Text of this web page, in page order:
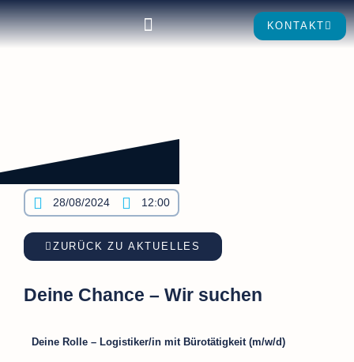
KONTAKT
28/08/2024 12:00
ZURÜCK ZU AKTUELLES
Deine Chance – Wir suchen
Deine Rolle – Logistiker/in mit Bürotätigkeit (m/w/d)